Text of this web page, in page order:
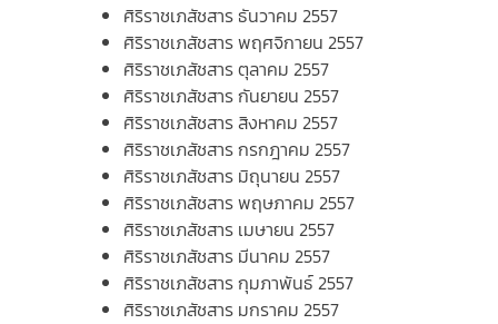
ศิริราชเภสัชสาร ธันวาคม 2557
ศิริราชเภสัชสาร พฤศจิกายน 2557
ศิริราชเภสัชสาร ตุลาคม 2557
ศิริราชเภสัชสาร กันยายน 2557
ศิริราชเภสัชสาร สิงหาคม 2557
ศิริราชเภสัชสาร กรกฎาคม 2557
ศิริราชเภสัชสาร มิถุนายน 2557
ศิริราชเภสัชสาร พฤษภาคม 2557
ศิริราชเภสัชสาร เมษายน 2557
ศิริราชเภสัชสาร มีนาคม 2557
ศิริราชเภสัชสาร กุมภาพันธ์ 2557
ศิริราชเภสัชสาร มกราคม 2557